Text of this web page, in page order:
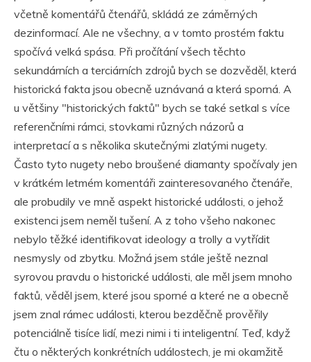
včetně komentářů čtenářů, skládá ze záměrných
dezinformací. Ale ne všechny, a v tomto prostém faktu
spočívá velká spása. Při pročítání všech těchto
sekundárních a terciárních zdrojů bych se dozvěděl, která
historická fakta jsou obecně uznávaná a která sporná. A
u většiny "historických faktů" bych se také setkal s více
referenčními rámci, stovkami různých názorů a
interpretací a s několika skutečnými zlatými nugety.
Často tyto nugety nebo broušené diamanty spočívaly jen
v krátkém letmém komentáři zainteresovaného čtenáře,
ale probudily ve mně aspekt historické události, o jehož
existenci jsem neměl tušení. A z toho všeho nakonec
nebylo těžké identifikovat ideology a trolly a vytřídit
nesmysly od zbytku. Možná jsem stále ještě neznal
syrovou pravdu o historické události, ale měl jsem mnoho
faktů, věděl jsem, které jsou sporné a které ne a obecně
jsem znal rámec události, kterou bezděčně prověřily
potenciálně tisíce lidí, mezi nimi i ti inteligentní. Teď, když
čtu o některých konkrétních událostech, je mi okamžitě